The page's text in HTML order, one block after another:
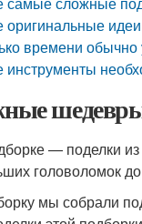
оригинальные
времени обычно
инструменты
— поделки
головоломок
мы собрали